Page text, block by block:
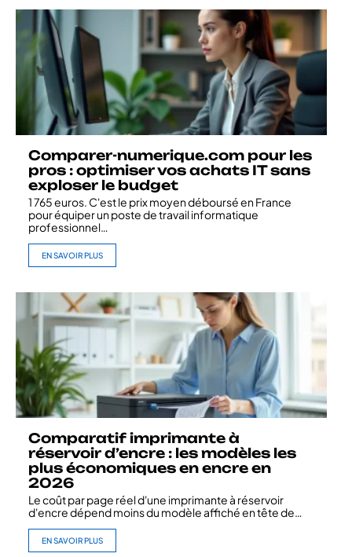
Comparer-numerique.com pour les
pros : optimiser vos achats IT sans
exploser le budget
1 765 euros. C'est le prix moyen déboursé en France
pour équiper un poste de travail informatique
professionnel…
EN SAVOIR PLUS
Comparatif imprimante à
réservoir d’encre : les modèles les
plus économiques en encre en
2026
Le coût par page réel d'une imprimante à réservoir
d'encre dépend moins du modèle affiché en tête de…
EN SAVOIR PLUS